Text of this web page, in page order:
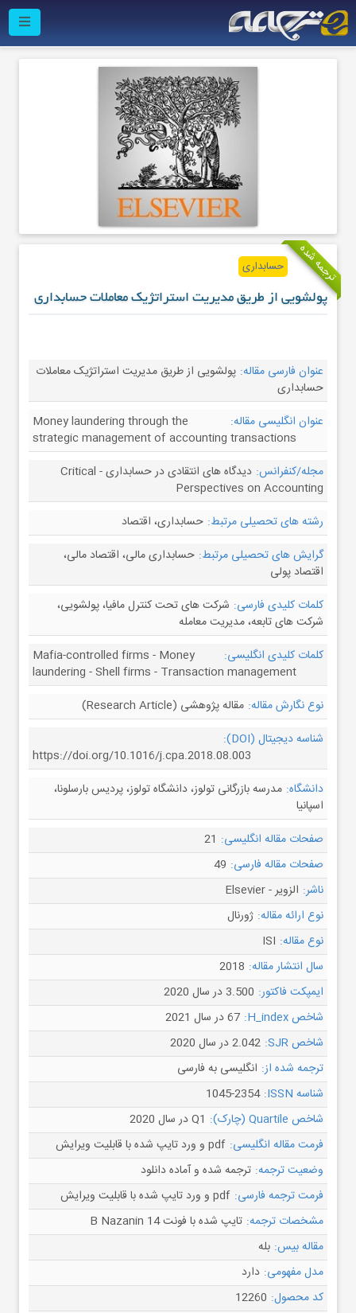
ترجمه شده حسابداری
پولشویی از طریق مدیریت استراتژیک معاملات حسابداری
عنوان فارسی مقاله: پولشویی از طریق مدیریت استراتژیک معاملات
حسابداری
عنوان انگلیسی مقاله:
Money laundering through the
strategic management of accounting transactions
مجله/کنفرانس:
دیدگاه های انتقادی در حسابداری - Critical
Perspectives on Accounting
رشته های تحصیلی مرتبط: حسابداری، اقتصاد
گرایش های تحصیلی مرتبط: حسابداری مالی، اقتصاد مالی،
اقتصاد پولی
کلمات کلیدی فارسی: شرکت های تحت کنترل مافیا، پولشویی،
شرکت های تابعه، مدیریت معامله
کلمات کلیدی انگلیسی:
Mafia-controlled firms - Money
laundering - Shell firms - Transaction management
نوع نگارش مقاله: مقاله پژوهشی (Research Article)
شناسه دیجیتال (DOI):
https://doi.org/10.1016/j.cpa.2018.08.003
دانشگاه: مدرسه بازرگانی تولوز، دانشگاه تولوز، پردیس بارسلونا،
اسپانیا
صفحات مقاله انگلیسی: 21
صفحات مقاله فارسی: 49
ناشر: الزویر - Elsevier
نوع ارائه مقاله: ژورنال
نوع مقاله: ISI
سال انتشار مقاله: 2018
ایمپکت فاکتور: 3.500 در سال 2020
شاخص H_index:
67 در سال 2021
شاخص SJR:
2.042 در سال 2020
ترجمه شده از: انگلیسی به فارسی
شناسه ISSN:
1045-2354
شاخص Quartile (چارک):
Q1 در سال 2020
فرمت مقاله انگلیسی: pdf و ورد تایپ شده با قابلیت ویرایش
وضعیت ترجمه: ترجمه شده و آماده دانلود
فرمت ترجمه فارسی: pdf و ورد تایپ شده با قابلیت ویرایش
مشخصات ترجمه: تایپ شده با فونت B Nazanin 14
مقاله بیس: بله
مدل مفهومی: دارد
کد محصول: 12260